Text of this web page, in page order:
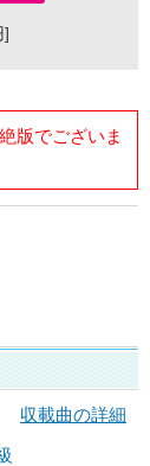
]
版でございま
収載曲の詳細